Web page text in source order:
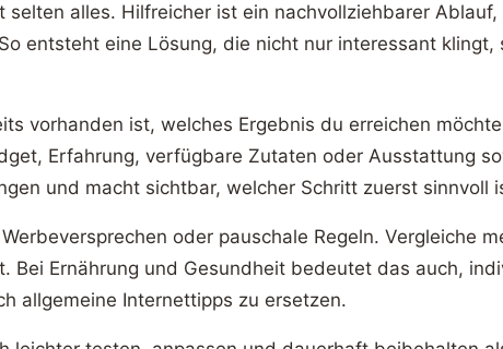
alles. Hilfreicher ist ein nachvollziehbarer
entsteht eine Lösung, die nicht nur interessant klingt,
vorhanden ist, welches Ergebnis du erreichen
Erfahrung, verfügbare Zutaten oder Ausstattung
und macht sichtbar, welcher Schritt zuerst sinnvoll
oder pauschale Regeln. Vergleiche
Ernährung und Gesundheit bedeutet das auch,
allgemeine Internettipps zu ersetzen.